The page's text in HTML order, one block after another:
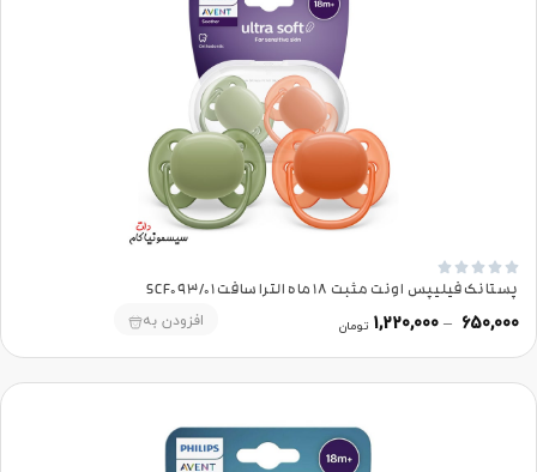





پستانک فیلیپس اونت مثبت 18 ماه الترا سافت SCF093/01
650,000
–
1,220,000 تومان افزودن به